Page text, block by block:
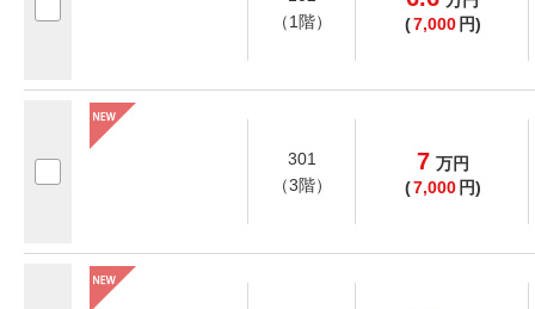
（1階）
(7,000 円)
301
（3階）
7 万円
(7,000 円)